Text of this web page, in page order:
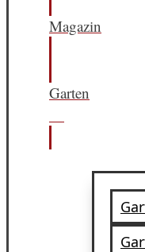
Magazin
Garten